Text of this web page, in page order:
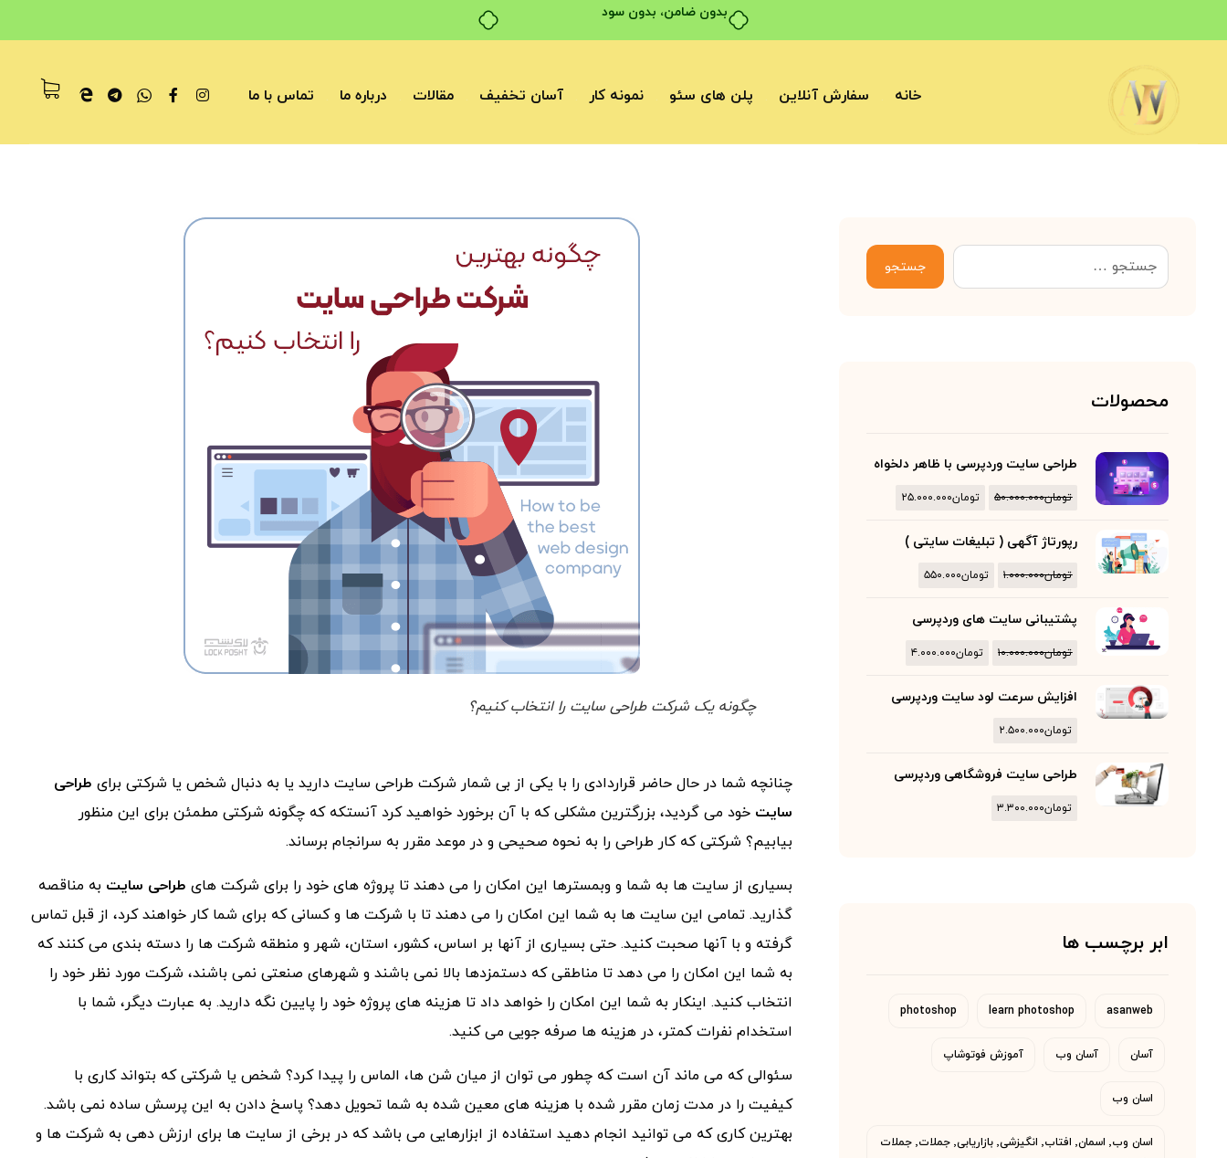
بدون ضامن، بدون سود
خانه سفارش آنلاین پلن های سئو نمونه کار آسان تخفیف مقالات درباره ما تماس با ما
چگونه یک شرکت طراحی سایت را انتخاب کنیم؟
چنانچه شما در حال حاضر قراردادی را با یکی از بی شمار شرکت طراحی سایت دارید یا به دنبال شخص یا شرکتی برای طراحی
سایت خود می گردید، بزرگترین مشکلی که با آن برخورد خواهید کرد آنستکه که چگونه شرکتی مطمئن برای این منظور
بیابیم؟ شرکتی که کار طراحی را به نحوه صحیحی و در موعد مقرر به سرانجام برساند.
بسیاری از سایت ها به شما و وبمسترها این امکان را می دهند تا پروژه های خود را برای شرکت های طراحی سایت به مناقصه
گذارید. تمامی این سایت ها به شما این امکان را می دهند تا با شرکت ها و کسانی که برای شما کار خواهند کرد، از قبل تماس
گرفته و با آنها صحبت کنید. حتی بسیاری از آنها بر اساس، کشور، استان، شهر و منطقه شرکت ها را دسته بندی می کنند که
به شما این امکان را می دهد تا مناطقی که دستمزدها بالا نمی باشند و شهرهای صنعتی نمی باشند، شرکت مورد نظر خود را
انتخاب کنید. اینکار به شما این امکان را خواهد داد تا هزینه های پروژه خود را پایین نگه دارید. به عبارت دیگر، شما با
استخدام نفرات کمتر، در هزینه ها صرفه جویی می کنید.
سئوالی که می ماند آن است که چطور می توان از میان شن ها، الماس را پیدا کرد؟ شخص یا شرکتی که بتواند کاری با
کیفیت را در مدت زمان مقرر شده با هزینه های معین شده به شما تحویل دهد؟ پاسخ دادن به این پرسش ساده نمی باشد.
بهترین کاری که می توانید انجام دهید استفاده از ابزارهایی می باشد که در برخی از سایت ها برای ارزش دهی به شرکت ها و
جستجو
محصولات
طراحی سایت وردپرسی با ظاهر دلخواه
تومان۵۰.۰۰۰.۰۰۰ تومان۲۵.۰۰۰.۰۰۰
رپورتاژ آگهی ( تبلیغات سایتی )
تومان۱.۰۰۰.۰۰۰ تومان۵۵۰.۰۰۰
پشتیبانی سایت های وردپرسی
تومان۱۰.۰۰۰.۰۰۰ تومان۴.۰۰۰.۰۰۰
افزایش سرعت لود سایت وردپرسی
تومان۲.۵۰۰.۰۰۰
طراحی سایت فروشگاهی وردپرسی
تومان۳.۳۰۰.۰۰۰
ابر برچسب ها
asanweb
learn photoshop
photoshop
آسان آسان وب آموزش فوتوشاپ
اسان وب
اسان وب٬ اسمان٬ افتاب٬ انگیزشی٬ بازاریابی٬ جملات٬ جملات